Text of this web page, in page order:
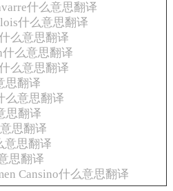
什么意思翻译
什么意思翻译
么意思翻译
什么意思翻译
么意思翻译
思翻译
么意思翻译
思翻译
思翻译
意思翻译
思翻译
Cansino什么意思翻译